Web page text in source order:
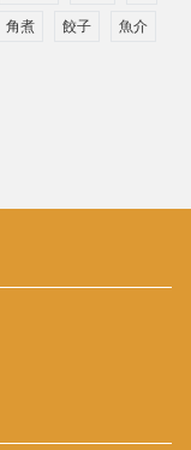
角煮 餃子 魚介